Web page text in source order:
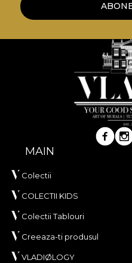
MAIN
Colectii
COLECTII KIDS
Colectii Tablouri
Creeaza-ti produsul
VLADIØLOGY